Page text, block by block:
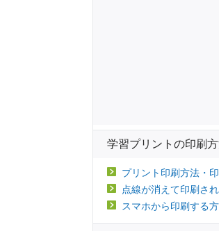
学習プリントの印刷
プリント印刷方法・
点線が消えて印刷さ
スマホから印刷する